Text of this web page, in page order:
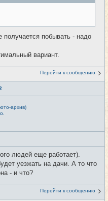
получается побывать - надо
вариант.
Перейти к сообщению
архив)
людей еще работает).
уезжать на дачи. А то что
- и что?
Перейти к сообщению